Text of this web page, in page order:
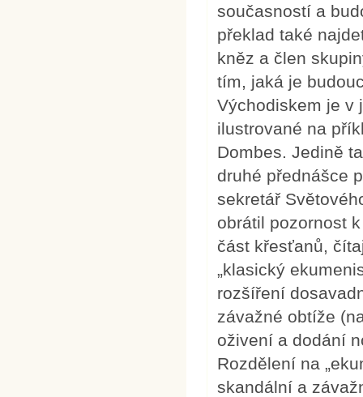
současností a
překlad také
kněz a člen
tím, jaká je
Východiskem je v
ilustrované na
Dombes. Jedině
druhé přednášce
sekretář
obrátil pozornost
část křesťanů,
„klasický
rozšíření
závažné obtíže
oživení a dodání
Rozdělení na
skandální a